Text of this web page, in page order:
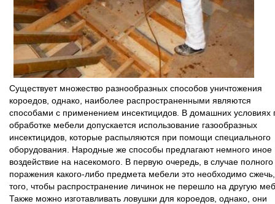
Существует множество разнообразных способов уничтожения
короедов, однако, наиболее распространенными являются
способами с применением инсектицидов. В домашних условиях
обработке мебели допускается использование газообразных
инсектицидов, которые распыляются при помощи специального
оборудования. Народные же способы предлагают немного иное
воздействие на насекомого. В первую очередь, в случае полного
поражения какого-либо предмета мебели это необходимо
того, чтобы распространение личинок не перешло на другую
Также можно изготавливать ловушки для короедов, однако, они